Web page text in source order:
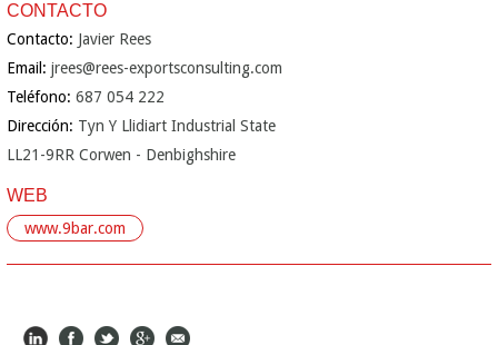
CONTACTO
Contacto: Javier Rees
Email: jrees@rees-exportsconsulting.com
Teléfono: 687 054 222
Dirección: Tyn Y Llidiart Industrial State
LL21-9RR Corwen - Denbighshire
WEB
www.9bar.com